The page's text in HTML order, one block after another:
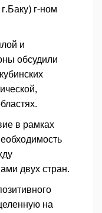
г-ном
и
обсудили
в рамках
двух стран.
на